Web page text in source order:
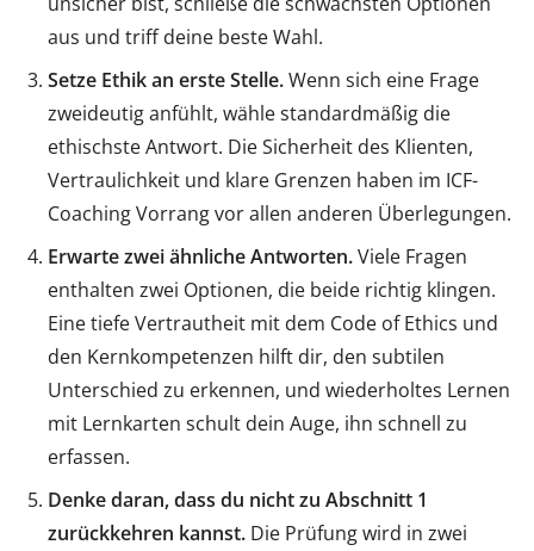
aus und triff deine beste Wahl.
Setze Ethik an erste Stelle.Wenn sich eine Frage
zweideutig anfühlt, wähle standardmäßig die
ethischste Antwort. Die Sicherheit des Klienten,
Vertraulichkeit und klare Grenzen haben im ICF-
Coaching Vorrang vor allen anderen Überlegungen.
Erwarte zwei ähnliche Antworten.Viele Fragen
enthalten zwei Optionen, die beide richtig klingen.
Eine tiefe Vertrautheit mit dem Code of Ethics und
den Kernkompetenzen hilft dir, den subtilen
Unterschied zu erkennen, und wiederholtes Lernen
mit Lernkarten schult dein Auge, ihn schnell zu
erfassen.
Denke daran, dass du nicht zu Abschnitt 1
zurückkehren kannst. Die Prüfung wird in zwei